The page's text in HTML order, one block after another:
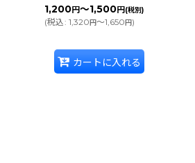
別な一枚。アメリコ史上最強の剥離用パ
短縮します。
1,200円～1,500円 (税別)
(税込: 1,320 円～1,650 円)
カートに入れる